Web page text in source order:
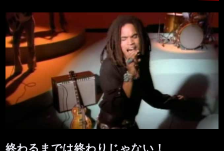
終わるまでは終わりじゃない！